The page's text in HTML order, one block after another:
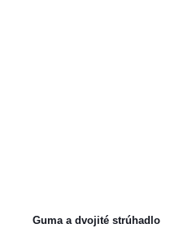
Guma a dvojité strúhadlo